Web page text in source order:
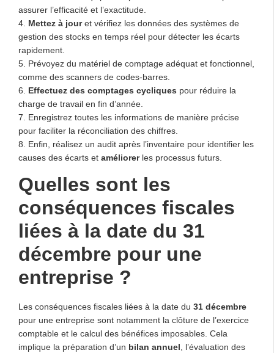
assurer l’efficacité et l’exactitude.
4. Mettez à jouret vérifiez les données des systèmes de
gestion des stocks en temps réel pour détecter les écarts
rapidement.
5. Prévoyez du matériel de comptage adéquat et fonctionnel,
comme des scanners de codes-barres.
6. Effectuez des comptages cycliques pour réduire la
charge de travail en fin d’année.
7. Enregistrez toutes les informations de manière précise
pour faciliter la réconciliation des chiffres.
8. Enfin, réalisez un audit après l’inventaire pour identifier les
causes des écarts et améliorerles processus futurs.
Quelles sont les
conséquences fiscales
liées à la date du 31
décembre pour une
entreprise ?
Les conséquences fiscales liées à la date du 31 décembre
pour une entreprise sont notamment la clôture de l’exercice
comptable et le calcul des bénéfices imposables. Cela
implique la préparation d’un bilan annuel , l’évaluation des